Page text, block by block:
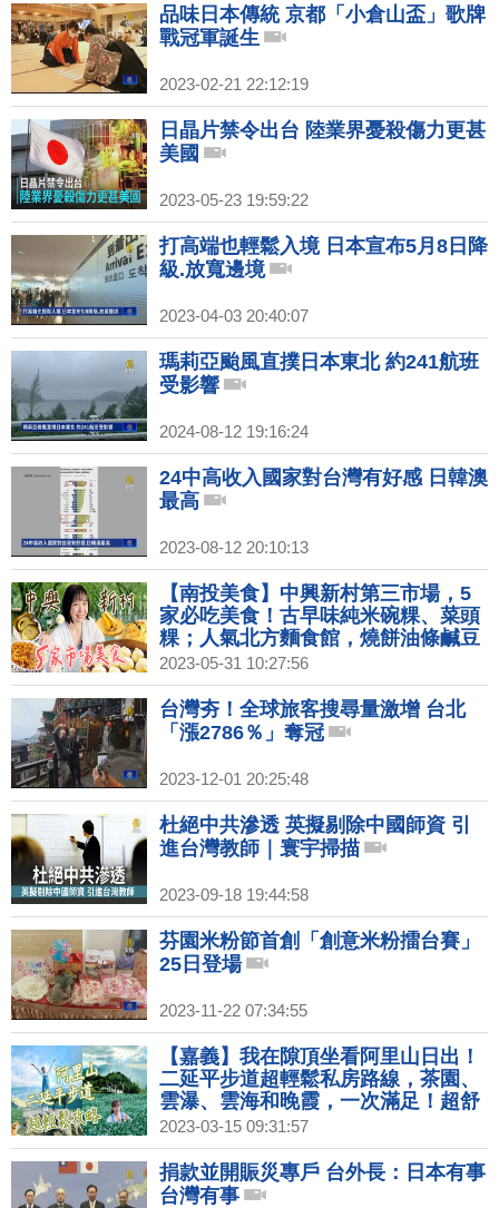
品味日本傳統 京都「小倉山盃」歌牌
戰冠軍誕生
2023-02-21 22:12:19
日晶片禁令出台 陸業界憂殺傷力更甚
美國
2023-05-23 19:59:22
打高端也輕鬆入境 日本宣布5月8日降
級.放寬邊境
2023-04-03 20:40:07
瑪莉亞颱風直撲日本東北 約241航班
受影響
2024-08-12 19:16:24
24中高收入國家對台灣有好感 日韓澳
最高
2023-08-12 20:10:13
【南投美食】中興新村第三市場，5
家必吃美食！古早味純米碗粿、菜頭
粿；人氣北方麵食館，燒餅油條鹹豆
漿，鹹甜酥餅也很讚！厚皮小籠包來
一籠；50年眷村白乾麵CP值高！眼
鏡行裡喝咖啡，老麵披薩超特別！｜
1000步的繽紛台灣(440)
2023-05-31 10:27:56
台灣夯！全球旅客搜尋量激增 台北
「漲2786％」奪冠
2023-12-01 20:25:48
杜絕中共滲透 英擬剔除中國師資 引
進台灣教師｜寰宇掃描
2023-09-18 19:44:58
芬園米粉節首創「創意米粉擂台賽」
25日登場
2023-11-22 07:34:55
【嘉義】我在隙頂坐看阿里山日出！
二延平步道超輕鬆私房路線，茶園、
雲瀑、雲海和晚霞，一次滿足！超舒
適民宿，日出也悠閒。山上吃火鍋最
暖心，超大盆自家高山蔬菜真脆甜！
2天1夜超內行行程！｜1000步的繽紛
台灣(434)
2023-03-15 09:31:57
捐款並開賑災專戶 台外長：日本有事
台灣有事